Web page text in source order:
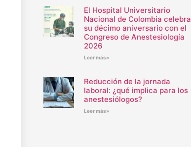
El Hospital Universitario
Nacional de Colombia celebra
su décimo aniversario con el
Congreso de Anestesiología
2026
Leer más»
Reducción de la jornada
laboral: ¿qué implica para los
anestesiólogos?
Leer más»